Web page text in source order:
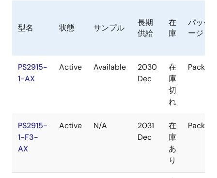
型名 状態 サンプル
長期
供給
在
庫
パッケ
ージ
PS2915-
1-AX
Active Available
2030
Dec
在
庫
切
れ
PS2915-
1-F3-
AX
Active N/A
2031
Dec
在
庫
あ
り